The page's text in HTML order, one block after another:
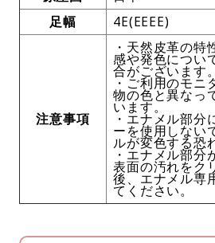
足幅
4E(EEEE)
注意事項
・天然皮革の特
感や発色につい
合がございます
・ご利用のモニ
物の色と異なっ
います。
・エナメル部分
ーを使用しない
ルが変色する恐
・エナメル部分
表面の汚れをク
後、エナメル専
てください。